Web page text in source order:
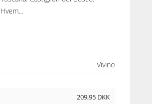
Hvem...
Vivino
209,95 DKK